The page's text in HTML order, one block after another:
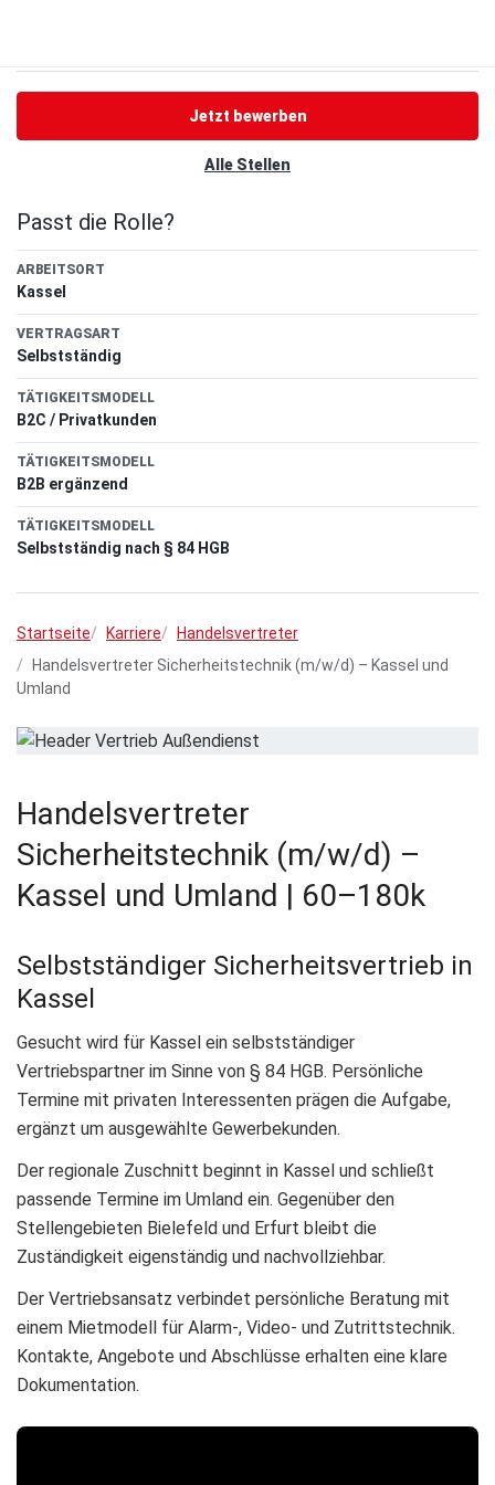
Alle Stellen
Jetzt bewerben
Passt die Rolle?
ARBEITSORT
Kassel
VERTRAGSART
Selbstständig
TÄTIGKEITSMODELL
B2C / Privatkunden
TÄTIGKEITSMODELL
B2B ergänzend
TÄTIGKEITSMODELL
Selbstständig nach § 84 HGB
Startseite Karriere
Handelsvertreter
Handelsvertreter Sicherheitstechnik (m/w/d) – Kassel und
Umland
Handelsvertreter
Sicherheitstechnik (m/w/d) –
Kassel und Umland | 60–180k
Selbstständiger Sicherheitsvertrieb in
Kassel
Gesucht wird für Kassel ein selbstständiger
Vertriebspartner im Sinne von § 84 HGB. Persönliche
Termine mit privaten Interessenten prägen die Aufgabe,
ergänzt um ausgewählte Gewerbekunden.
Der regionale Zuschnitt beginnt in Kassel und schließt
passende Termine im Umland ein. Gegenüber den
Stellengebieten Bielefeld und Erfurt bleibt die
Zuständigkeit eigenständig und nachvollziehbar.
Der Vertriebsansatz verbindet persönliche Beratung mit
einem Mietmodell für Alarm-, Video- und Zutrittstechnik.
Kontakte, Angebote und Abschlüsse erhalten eine klare
Dokumentation.